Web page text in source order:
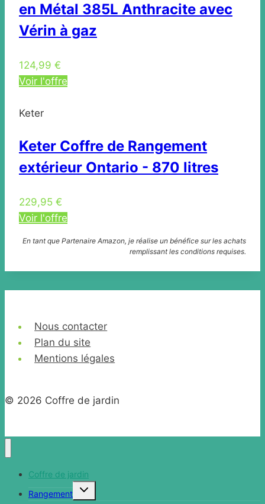
en Métal 385L Anthracite avec
Vérin à gaz
124,99 €
Voir l'offre
Keter
Keter Coffre de Rangement
extérieur Ontario - 870 litres
229,95 €
Voir l'offre
En tant que Partenaire Amazon, je réalise un bénéfice sur les achats
remplissant les conditions requises.
Nous contacter
Plan du site
Mentions légales
© 2026 Coffre de jardin
Coffre de jardin
Rangement
Ouvrir/fermer